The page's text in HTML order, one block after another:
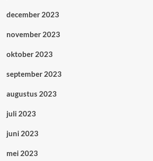
december 2023
november 2023
oktober 2023
september 2023
augustus 2023
juli 2023
juni 2023
mei 2023